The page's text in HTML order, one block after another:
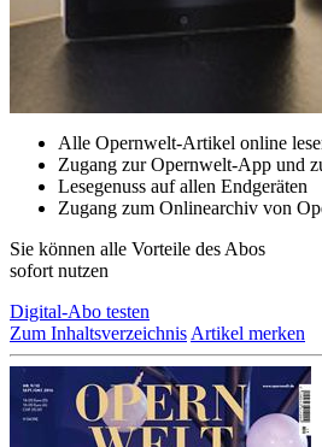
Alle Opernwelt-Artikel online
Zugang zur Opernwelt-App und
Lesegenuss auf allen Endgeräten
Zugang zum Onlinearchiv von
Sie können alle Vorteile des Abos
sofort nutzen
Digital-Abo testen
Zum Inhaltsverzeichnis Artikel merken